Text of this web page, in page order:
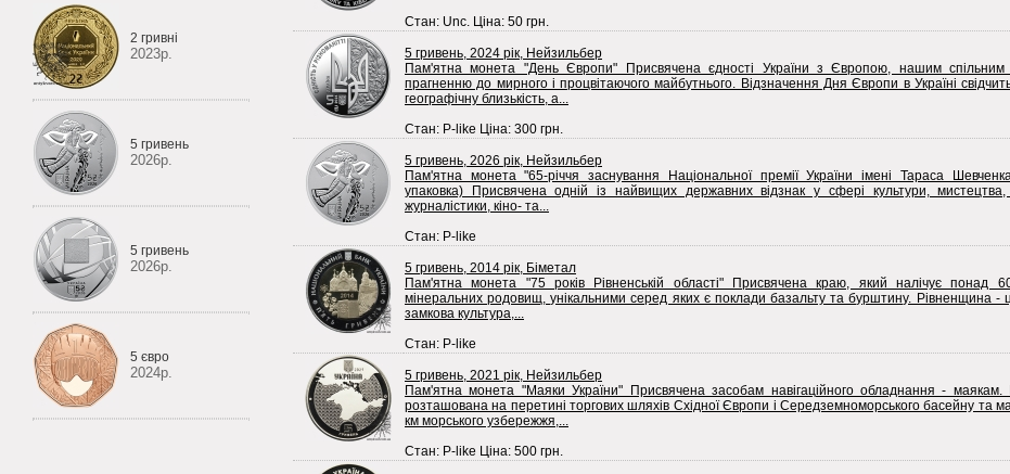
2 гривні
2023р.
5 гривень
2026р.
5 гривень
2026р.
5 євро
2024р.
Стан: Unc. Ціна: 50 грн.
5 гривень, 2024 рік, Нейзильбер
Пам'ятна монета "День Європи" Присвячена єдності України з Європою, нашим спільним
прагненню до мирного і процвітаючого майбутнього. Відзначення Дня Європи в Україні
географічну близькість, а...
Стан: P-like Ціна: 300 грн.
5 гривень, 2026 рік, Нейзильбер
Пам'ятна монета "65-річчя заснування Національної премії України імені Тараса
упаковка) Присвячена одній із найвищих державних відзнак у сфері культури, мистецтва,
журналістики, кіно- та...
Стан: P-like
5 гривень, 2014 рік, Біметал
Пам'ятна монета "75 років Рівненській області" Присвячена краю, який налічує понад
мінеральних родовищ, унікальними серед яких є поклади базальту та бурштину. Рівненщина -
замкова культура,...
Стан: P-like
5 гривень, 2021 рік, Нейзильбер
Пам'ятна монета "Маяки України" Присвячена засобам навігаційного обладнання - маякам.
розташована на перетині торгових шляхів Східної Європи і Середземноморського басейну та
км морського узбережжя,...
Стан: P-like Ціна: 500 грн.